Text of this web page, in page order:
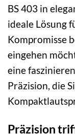
BS 403 in
ideale Lösung
Kompromisse
eingehen
eine
Präzision, die
Präzision